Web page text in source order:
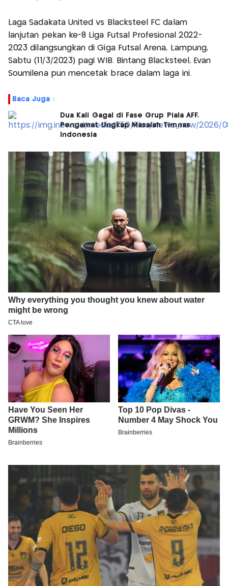
Laga Sadakata United vs Blacksteel FC dalam
lanjutan pekan ke-8 Liga Futsal Profesional 2022-
2023 dilangsungkan di Giga Futsal Arena, Lampung,
Sabtu (11/3/2023) pagi WIB. Bintang Blacksteel, Evan
Soumilena pun mencetak brace dalam laga ini.
Baca Juga :
Dua Kali Gagal di Fase Grup Piala AFF,
Pengamat Ungkap Masalah Timnas
Indonesia